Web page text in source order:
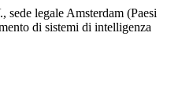
legale Amsterdam (Paesi
di sistemi di intelligenza